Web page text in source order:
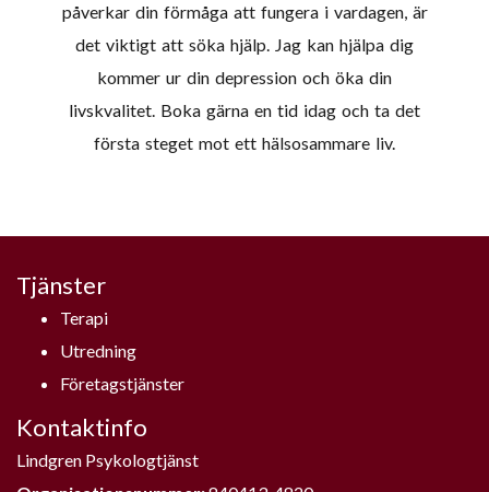
påverkar din förmåga att fungera i vardagen, är
det viktigt att söka hjälp. Jag kan hjälpa dig
kommer ur din depression och öka din
livskvalitet. Boka gärna en tid idag och ta det
första steget mot ett hälsosammare liv.
Tjänster
Terapi
Utredning
Företagstjänster
Kontaktinfo
Lindgren Psykologtjänst